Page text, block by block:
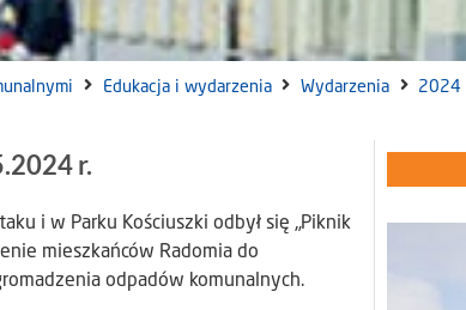
Edukacja i wydarzenia Wydarzenia
2024
r.
i w Parku Kościuszki odbył się „Piknik
mieszkańców Radomia do
odpadów komunalnych.